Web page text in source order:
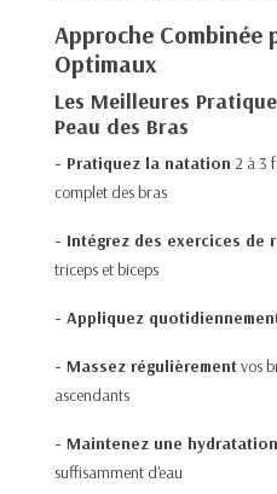
Approche Combinée
Optimaux
Les Meilleures
Peau des Bras
- Pratiquez la natation 2 à 3
complet des bras
- Intégrez des exercices de
triceps et biceps
- Appliquez
- Massez régulièrementvos
ascendants
- Maintenez une
suffisamment d'eau